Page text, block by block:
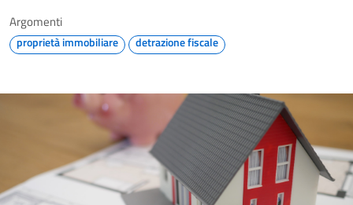
Argomenti
proprietà immobiliare detrazione fiscale